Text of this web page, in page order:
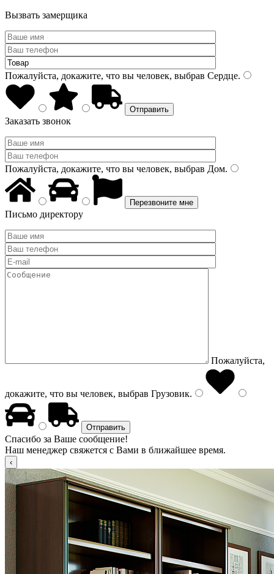
Вызвать замерщика
Пожалуйста, докажите, что вы человек, выбрав Сердце.
Заказать звонок
Пожалуйста, докажите, что вы человек, выбрав Дом.
Письмо директору
Пожалуйста,
докажите, что вы человек, выбрав Грузовик.
Спасибо за Ваше сообщение!
Наш менеджер свяжется с Вами в ближайшее время.